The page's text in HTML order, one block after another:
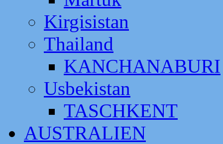
Kirgisistan
Thailand
KANCHANABURI
Usbekistan
TASCHKENT
AUSTRALIEN